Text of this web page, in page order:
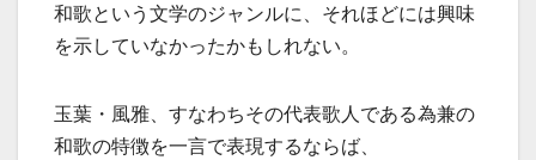
和歌という文学のジャンルに、それほどには興味
を示していなかったかもしれない。
玉葉・風雅、すなわちその代表歌人である為兼の
和歌の特徴を一言で表現するならば、